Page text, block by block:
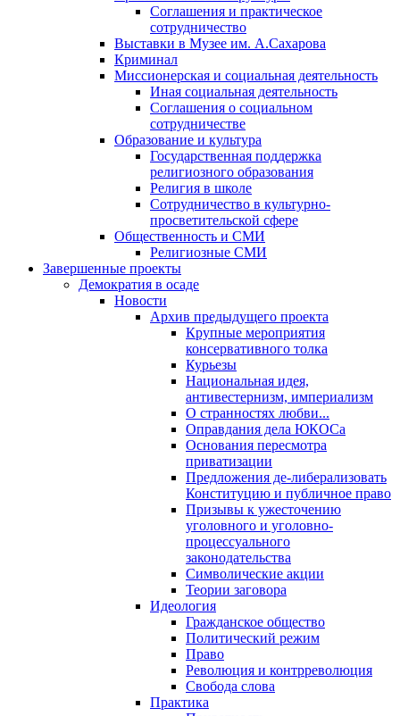
Соглашения и практическое
сотрудничество
Выставки в Музее им. А.Сахарова
Криминал
Миссионерская и социальная деятельность
Иная социальная деятельность
Соглашения о социальном
сотрудничестве
Образование и культура
Государственная поддержка
религиозного образования
Религия в школе
Сотрудничество в культурно-
просветительской сфере
Общественность и СМИ
Религиозные СМИ
Завершенные проекты
Демократия в осаде
Новости
Архив предыдущего проекта
Крупные мероприятия
консервативного толка
Курьезы
Национальная идея,
антивестернизм, империализм
О странностях любви...
Оправдания дела ЮКОСа
Основания пересмотра
приватизации
Предложения де-либерализовать
Конституцию и публичное право
Призывы к ужесточению
уголовного и уголовно-
процессуального
законодательства
Символические акции
Теории заговора
Идеология
Гражданское общество
Политический режим
Право
Революция и контрреволюция
Свобода слова
Практика